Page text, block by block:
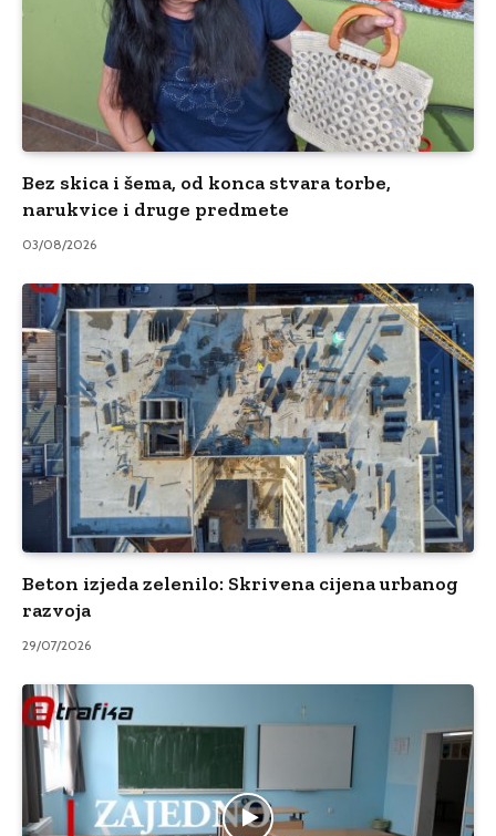
Bez skica i šema, od konca stvara torbe,
narukvice i druge predmete
03/08/2026
Beton izjeda zelenilo: Skrivena cijena urbanog
razvoja
29/07/2026